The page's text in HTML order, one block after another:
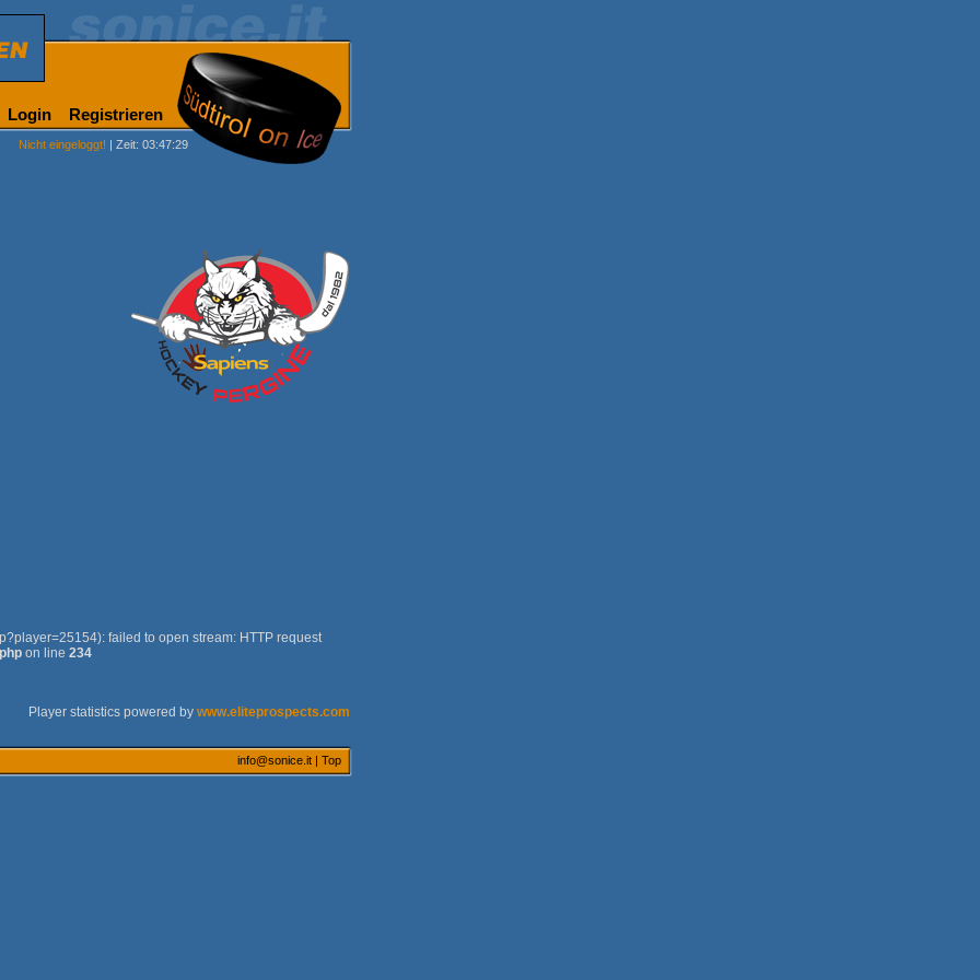
Login Registrieren
Nicht eingeloggt! | Zeit: 03:47:29
failed to open stream: HTTP request
on line 234
Player statistics powered by www.eliteprospects.com
info@sonice.it | Top